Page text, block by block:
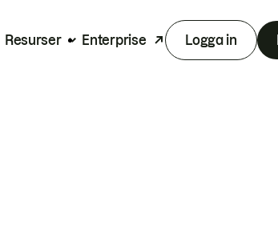
Resurser Enterprise Logga in